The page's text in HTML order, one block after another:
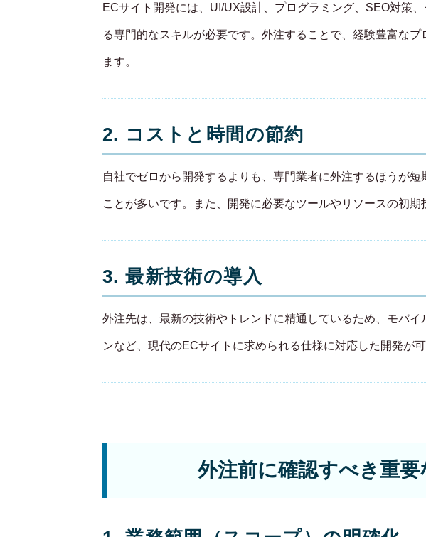
ECサイト開発には、UI/UX設計、プログラミング、SEO対策
る専門的なスキルが必要です。外注することで、経験豊富な
ます。
2. コストと時間の節約
自社でゼロから開発するよりも、専門業者に外注するほうが
ことが多いです。また、開発に必要なツールやリソースの初期
3. 最新技術の導入
外注先は、最新の技術やトレンドに精通しているため、モバイ
ンなど、現代のECサイトに求められる仕様に対応した開発が可
外注前に確認すべき重要